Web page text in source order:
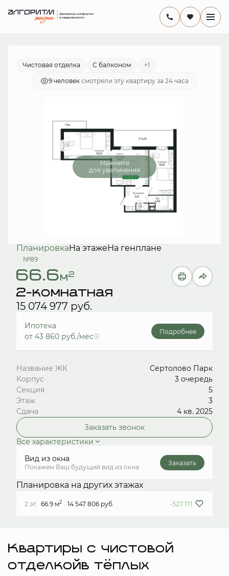
2-комнатная
15 074 977 руб.
от 43 860 руб./мес.
Чистовая отделка С балконом +1
9 человек смотрели эту квартиру за 24 часа
Нажмите
для увеличения
ПланировкаНа этажеНа генплане
№89
66.6м2
2-комнатная
15 074 977 руб.
Ипотека
от 43 860 руб./мес
Подробнее
Название ЖК
Сертолово Парк
Корпус
3 очередь
Секция
5
Этаж
3
Сдача
4 кв. 2025
Заказать звонок
Все характеристики
Вид из окна
Покажем Ваш будущий вид из окна
Заказать
Планировка на других этажах
2 эт. 66.9 м2 14 547 806 руб. -527 171
Квартиры с чистовой
отделкойв тёплых